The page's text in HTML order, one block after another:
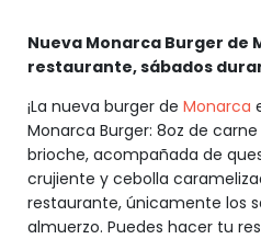
Nueva Monarca Burger de
restaurante, sábados
¡La nueva burger de Monarca
Monarca Burger: 8oz de
brioche, acompañada de
crujiente y cebolla
restaurante, únicamente los
almuerzo. Puedes hacer tu